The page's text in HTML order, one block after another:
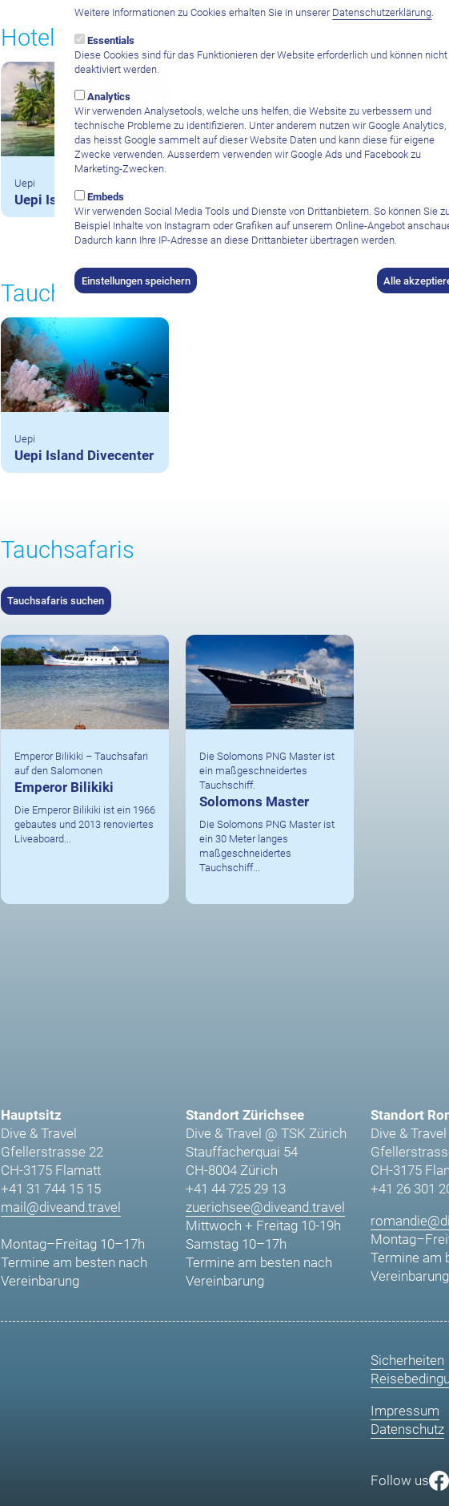
Hotels
Uepi
Uepi Island Resort
Tauchcenter
Uepi
Uepi Island Divecenter
Tauchsafaris
Tauchsafaris suchen
Emperor Bilikiki – Tauchsafari
auf den Salomonen
Emperor Bilikiki
Die Emperor Bilikiki ist ein 1966
gebautes und 2013 renoviertes
Liveaboard...
Die Solomons PNG Master ist
ein maßgeschneidertes
Tauchschiff.
Solomons Master
Die Solomons PNG Master ist
ein 30 Meter langes
maßgeschneidertes
Tauchschiff...
Hauptsitz
Dive & Travel
Gfellerstrasse 22
CH-3175 Flamatt
+41 31 744 15 15
mail@diveand.travel
Montag–Freitag 10–17h
Termine am besten nach
Vereinbarung
Standort Zürichsee
Dive & Travel @ TSK Zürich
Stauffacherquai 54
CH-8004 Zürich
+41 44 725 29 13
zuerichsee@diveand.travel
Mittwoch + Freitag 10-19h
Samstag 10–17h
Termine am besten nach
Vereinbarung
Standort
Dive & Travel
CH-3175
+41 26 301
Termine am
Vereinbarung
Sicherheiten
Impressum
Datenschutz
Follow us
Weitere Informationen zu Cookies erhalten Sie in unserer Datenschutzerklärung
Essentials
Diese Cookies sind für das Funktionieren der Website erforderlich und können nicht
deaktiviert werden.
Analytics
Wir verwenden Analysetools, welche uns helfen, die Website zu verbessern und
technische Probleme zu identifizieren. Unter anderem nutzen wir Google Analytics,
das heisst Google sammelt auf dieser Website Daten und kann diese für eigene
Zwecke verwenden. Ausserdem verwenden wir Google Ads und Facebook zu
Marketing-Zwecken.
Embeds
Wir verwenden Social Media Tools und Dienste von Drittanbietern. So können Sie
Beispiel Inhalte von Instagram oder Grafiken auf unserem Online-Angebot
Dadurch kann Ihre IP-Adresse an diese Drittanbieter übertragen werden.
Einstellungen speichern Alle